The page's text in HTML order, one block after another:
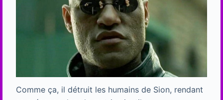
Comme ça, il détruit les humains de Sion, rendant